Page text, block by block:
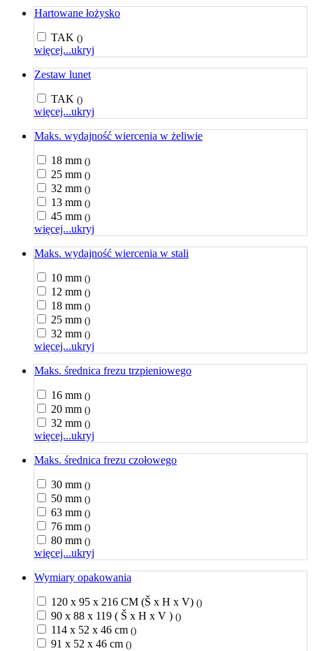
Hartowane łożysko
TAK ()
więcej...ukryj
Zestaw lunet
TAK ()
więcej...ukryj
Maks. wydajność wiercenia w żeliwie
18 mm ()
25 mm ()
32 mm ()
13 mm ()
45 mm ()
więcej...ukryj
Maks. wydajność wiercenia w stali
10 mm ()
12 mm ()
18 mm ()
25 mm ()
32 mm ()
więcej...ukryj
Maks. średnica frezu trzpieniowego
16 mm ()
20 mm ()
32 mm ()
więcej...ukryj
Maks. średnica frezu czołowego
30 mm ()
50 mm ()
63 mm ()
76 mm ()
80 mm ()
więcej...ukryj
Wymiary opakowania
120 x 95 x 216 CM (Š x H x V) ()
90 x 88 x 119 ( Š x H x V ) ()
114 x 52 x 46 cm ()
91 x 52 x 46 cm ()